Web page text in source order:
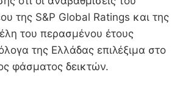
της S&P Global Ratings και της
του περασμένου έτους
της Ελλάδας επιλέξιμα στο
φάσματος δεικτών.